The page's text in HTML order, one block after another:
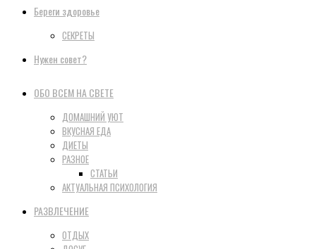
Береги здоровье
СЕКРЕТЫ
Нужен совет?
ОБО ВСЕМ НА СВЕТЕ
ДОМАШНИЙ УЮТ
ВКУСНАЯ ЕДА
ДИЕТЫ
РАЗНОЕ
СТАТЬИ
АКТУАЛЬНАЯ ПСИХОЛОГИЯ
РАЗВЛЕЧЕНИЕ
ОТДЫХ